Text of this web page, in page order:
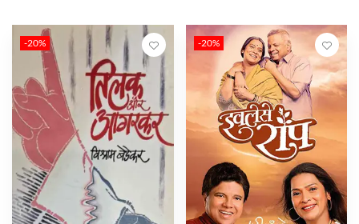
-20% -20%